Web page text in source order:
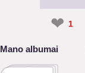
❤ 1
Mano albumai